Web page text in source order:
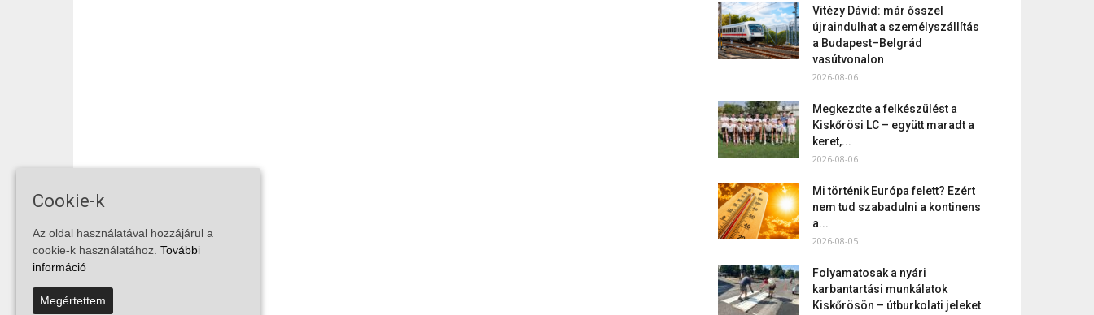
Vitézy Dávid: már ősszel
újraindulhat a személyszállítás
a Budapest–Belgrád
vasútvonalon
2026-08-06
Megkezdte a felkészülést a
Kiskőrösi LC – együtt maradt a
keret,...
2026-08-06
Mi történik Európa felett? Ezért
nem tud szabadulni a kontinens
a...
2026-08-05
Folyamatosak a nyári
karbantartási munkálatok
Kiskőrösön – útburkolati jeleket
Cookie-k
Az oldal használatával hozzájárul a
cookie-k használatához. További
információ
Megértettem